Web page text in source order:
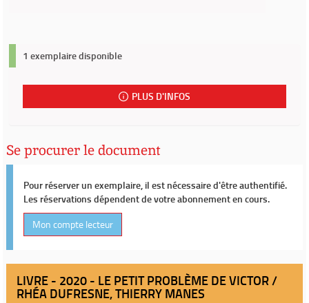
1 exemplaire disponible
PLUS D'INFOS
Se procurer le document
Pour réserver un exemplaire, il est nécessaire d'être authentifié.
Les réservations dépendent de votre abonnement en cours.
Mon compte lecteur
LIVRE - 2020 - LE PETIT PROBLÈME DE VICTOR /
RHÉA DUFRESNE, THIERRY MANES